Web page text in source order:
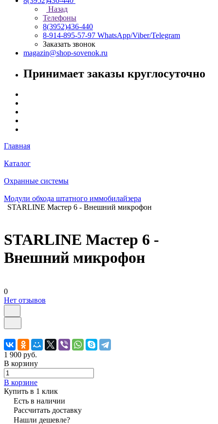
Назад
Телефоны
8(3952)436-440
8-914-895-57-97 WhatsApp/Viber/Telegram
Заказать звонок
magazin@shop-sovenok.ru
Принимает заказы круглосуточно
Главная
Каталог
Охранные системы
Модули обхода штатного иммобилайзера
STARLINE Мастер 6 - Внешний микрофон
STARLINE Мастер 6 -
Внешний микрофон
0
Нет отзывов
1 900 руб.
В корзину
В корзине
Купить в 1 клик
Есть в наличии
Рассчитать доставку
Нашли дешевле?